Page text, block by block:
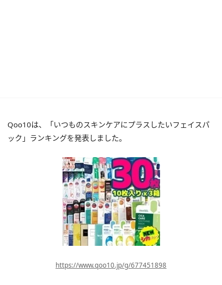
Qoo10は、「いつものスキンケアにプラスしたいフェイスパ
ック」ランキングを発表しました。
https://www.qoo10.jp/g/677451898